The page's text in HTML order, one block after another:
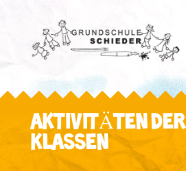
AKTIVITÄTEN DER
KLASSEN